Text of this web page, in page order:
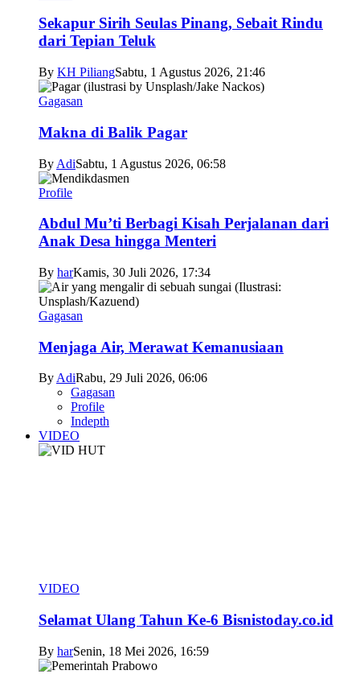
Sekapur Sirih Seulas Pinang, Sebait Rindu
dari Tepian Teluk
By KH PiliangSabtu, 1 Agustus 2026, 21:46
Gagasan
Makna di Balik Pagar
By AdiSabtu, 1 Agustus 2026, 06:58
Profile
Abdul Mu’ti Berbagi Kisah Perjalanan dari
Anak Desa hingga Menteri
By harKamis, 30 Juli 2026, 17:34
Gagasan
Menjaga Air, Merawat Kemanusiaan
ByAdiRabu, 29 Juli 2026, 06:06
Gagasan
Profile
Indepth
VIDEO
VIDEO
Selamat Ulang Tahun Ke-6 Bisnistoday.co.id
By harSenin, 18 Mei 2026, 16:59